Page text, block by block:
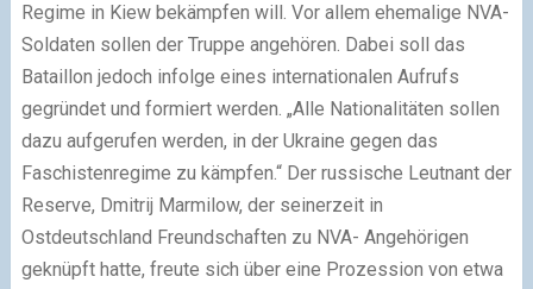
Regime in Kiew bekämpfen will. Vor allem ehemalige NVA-
Soldaten sollen der Truppe angehören. Dabei soll das
Bataillon jedoch infolge eines internationalen Aufrufs
gegründet und formiert werden. „Alle Nationalitäten sollen
dazu aufgerufen werden, in der Ukraine gegen das
Faschistenregime zu kämpfen.“ Der russische Leutnant der
Reserve, Dmitrij Marmilow, der seinerzeit in
Ostdeutschland Freundschaften zu NVA- Angehörigen
geknüpft hatte, freute sich über eine Prozession von etwa